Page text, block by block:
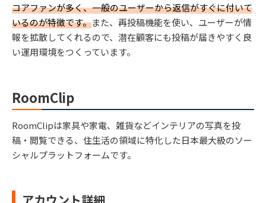
コアファンが多く、一般のユーザーから返信がすぐに付いて
いるのが特徴です。また、再投稿機能を使い、ユーザーが情
報を拡散してくれるので、潜在顧客にも投稿が届きやすく良
い運用環境をつくっています。
RoomClip
RoomClipは家具や家電、雑貨などインテリアの写真を投
稿・閲覧できる、住生活の領域に特化した日本最大級のソー
シャルプラットフォームです。